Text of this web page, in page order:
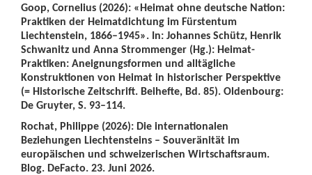
Goop, Cornelius (2026): «Heimat ohne deutsche Nation:
Praktiken der Heimatdichtung im Fürstentum
Liechtenstein, 1866–1945». In: Johannes Schütz, Henrik
Schwanitz und Anna Strommenger (Hg.): Heimat-
Praktiken: Aneignungsformen und alltägliche
Konstruktionen von Heimat in historischer Perspektive
(= Historische Zeitschrift. Beihefte, Bd. 85). Oldenbourg:
De Gruyter, S. 93–114.
Rochat, Philippe (2026): Die internationalen
Beziehungen Liechtensteins – Souveränität im
europäischen und schweizerischen Wirtschaftsraum.
Blog. DeFacto. 23. Juni 2026.